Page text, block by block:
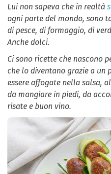
Lui non sapeva che in realtà
ogni parte del mondo, sono
di pesce, di formaggio, di
Anche dolci.
Ci sono ricette che nascono
che lo diventano grazie a un
essere affogate nella salsa,
da mangiare in piedi, da
risate e buon vino.